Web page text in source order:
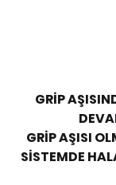
GRİP
GRİP AŞISI
SİSTEMDE